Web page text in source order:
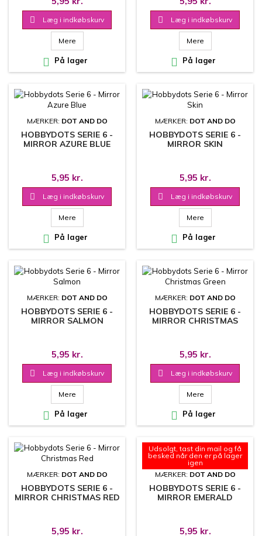
 Læg i indkøbskurv
Mere
 På lager
 Læg i indkøbskurv
Mere
 På lager
MÆRKER: DOT AND DO
HOBBYDOTS SERIE 6 -
MIRROR AZURE BLUE
5,95 kr.
 Læg i indkøbskurv
Mere
 På lager
MÆRKER: DOT AND DO
HOBBYDOTS SERIE 6 -
MIRROR SKIN
5,95 kr.
 Læg i indkøbskurv
Mere
 På lager
MÆRKER: DOT AND DO
HOBBYDOTS SERIE 6 -
MIRROR SALMON
5,95 kr.
 Læg i indkøbskurv
Mere
 På lager
MÆRKER: DOT AND DO
HOBBYDOTS SERIE 6 -
MIRROR CHRISTMAS
5,95 kr.
 Læg i indkøbskurv
Mere
 På lager
MÆRKER: DOT AND DO
HOBBYDOTS SERIE 6 -
MIRROR CHRISTMAS RED
5,95 kr.
Udsolgt, tast din mail og få
besked når den er på lager
igen
MÆRKER: DOT AND DO
HOBBYDOTS SERIE 6 -
MIRROR EMERALD
5,95 kr.